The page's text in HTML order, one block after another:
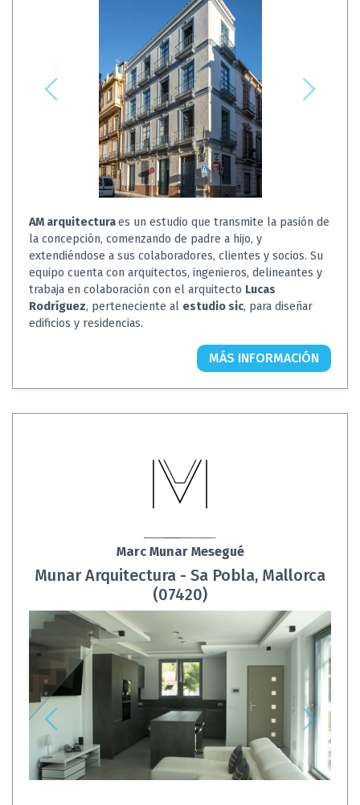
AM arquitecturaes un estudio que transmite la pasión de
la concepción, comenzando de padre a hijo, y
extendiéndose a sus colaboradores, clientes y socios. Su
equipo cuenta con arquitectos, ingenieros, delineantes y
trabaja en colaboración con el arquitecto Lucas
Rodríguez, perteneciente al estudio sic, para diseñar
edificios y residencias.
MÁS INFORMACIÓN
Marc Munar Mesegué
Munar Arquitectura - Sa Pobla, Mallorca
(07420)